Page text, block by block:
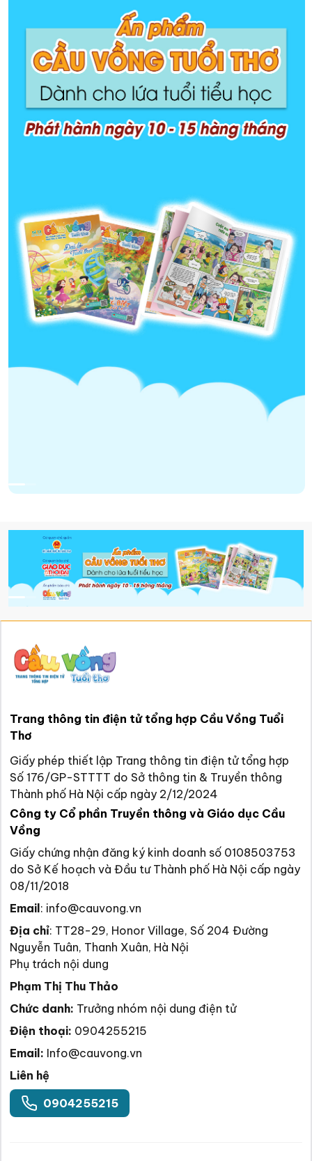
Trang thông tin điện tử tổng hợp Cầu Vồng Tuổi
Thơ
Giấy phép thiết lập Trang thông tin điện tử tổng hợp
Số 176/GP-STTTT do Sở thông tin & Truyền thông
Thành phố Hà Nội cấp ngày 2/12/2024
Công ty Cổ phần Truyền thông và Giáo dục Cầu
Vồng
Giấy chứng nhận đăng ký kinh doanh số 0108503753
do Sở Kế hoạch và Đầu tư Thành phố Hà Nội cấp ngày
08/11/2018
Email : info@cauvong.vn
Địa chỉ: TT28-29, Honor Village, Số 204 Đường
Nguyễn Tuân, Thanh Xuân, Hà Nội
Phụ trách nội dung
Phạm Thị Thu Thảo
Chức danh: Trưởng nhóm nội dung điện tử
Điện thoại: 0904255215
Email: Info@cauvong.vn
Liên hệ
0904255215